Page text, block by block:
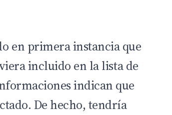
en primera instancia que
incluido en la lista de
indican que
De hecho, tendría